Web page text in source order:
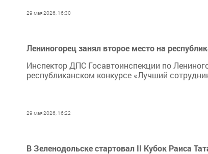
29 мая 2026, 16:30
Лениногорец занял второе место на
Инспектор ДПС Госавтоинспекции по
республиканском конкурсе «Лучший
29 мая 2026, 16:22
В Зеленодольске стартовал II Кубок Раиса